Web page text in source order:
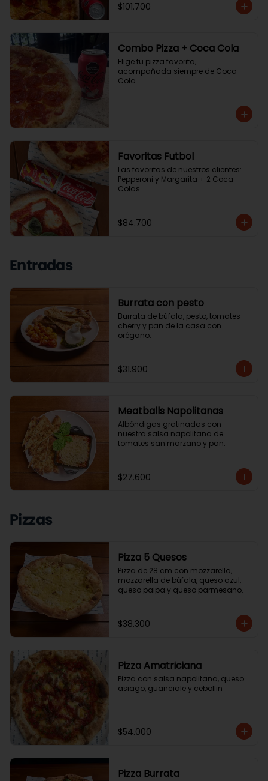
$101.700
Combo Pizza + Coca Cola
Elige tu pizza favorita,
acompañada siempre de Coca
Cola
Favoritas Futbol
Las favoritas de nuestros clientes:
Pepperoni y Margarita + 2 Coca
Colas
$84.700
Entradas
Burrata con pesto
Burrata de búfala, pesto, tomates
cherry y pan de la casa con
orégano.
$31.900
Meatballs Napolitanas
Albóndigas gratinadas con
nuestra salsa napolitana de
tomates san marzano y pan.
$27.600
Pizzas
Pizza 5 Quesos
Pizza de 28 cm con mozzarella,
mozzarella de búfala, queso azul,
queso paipa y queso parmesano.
$38.300
Pizza Amatriciana
Pizza con salsa napolitana, queso
asiago, guanciale y cebollin
$54.000
Pizza Burrata